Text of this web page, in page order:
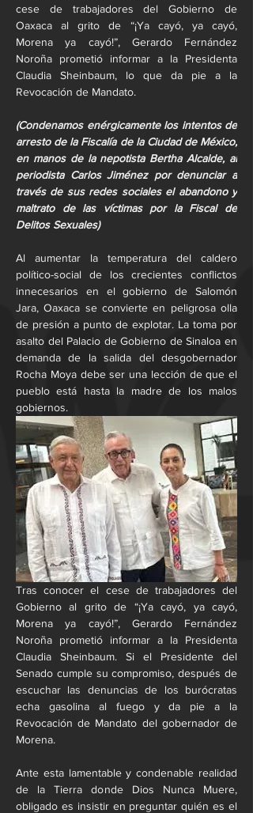
cese de trabajadores del Gobierno de
Oaxaca al grito de “¡Ya cayó, ya cayó,
Morena ya cayó!”, Gerardo Fernández
Noroña prometió informar a la Presidenta
Claudia Sheinbaum, lo que da pie a la
Revocación de Mandato.
(Condenamos enérgicamente los intentos de
arresto de la Fiscalía de la Ciudad de México,
en manos de la nepotista Bertha Alcalde, al
periodista Carlos Jiménez por denunciar a
través de sus redes sociales el abandono y
maltrato de las víctimas por la Fiscal de
Delitos Sexuales)
Al aumentar la temperatura del caldero
político-social de los crecientes conflictos
innecesarios en el gobierno de Salomón
Jara, Oaxaca se convierte en peligrosa olla
de presión a punto de explotar. La toma por
asalto del Palacio de Gobierno de Sinaloa en
demanda de la salida del desgobernador
Rocha Moya debe ser una lección de que el
pueblo está hasta la madre de los malos
gobiernos.
Tras conocer el cese de trabajadores del
Gobierno al grito de “¡Ya cayó, ya cayó,
Morena ya cayó!”, Gerardo Fernández
Noroña prometió informar a la Presidenta
Claudia Sheinbaum. Si el Presidente del
Senado cumple su compromiso, después de
escuchar las denuncias de los burócratas
echa gasolina al fuego y da pie a la
Revocación de Mandato del gobernador de
Morena.
Ante esta lamentable y condenable realidad
de la Tierra donde Dios Nunca Muere,
obligado es insistir en preguntar quién es el